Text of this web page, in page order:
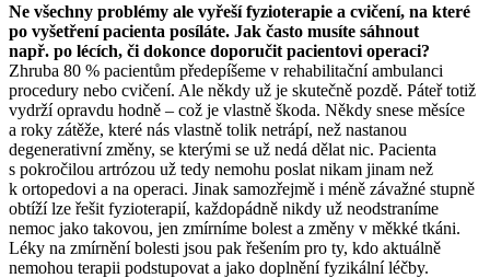
Ne všechny problémy ale vyřeší fyzioterapie a cvičení, na které
po vyšetření pacienta posíláte. Jak často musíte sáhnout
např. po lécích, či dokonce doporučit pacientovi operaci?
Zhruba 80 % pacientům předepíšeme v rehabilitační ambulanci
procedury nebo cvičení. Ale někdy už je skutečně pozdě. Páteř totiž
vydrží opravdu hodně – což je vlastně škoda. Někdy snese měsíce
a roky zátěže, které nás vlastně tolik netrápí, než nastanou
degenerativní změny, se kterými se už nedá dělat nic. Pacienta
s pokročilou artrózou už tedy nemohu poslat nikam jinam než
k ortopedovi a na operaci. Jinak samozřejmě i méně závažné stupně
obtíží lze řešit fyzioterapií, každopádně nikdy už neodstraníme
nemoc jako takovou, jen zmírníme bolest a změny v měkké tkáni.
Léky na zmírnění bolesti jsou pak řešením pro ty, kdo aktuálně
nemohou terapii podstupovat a jako doplnění fyzikální léčby.